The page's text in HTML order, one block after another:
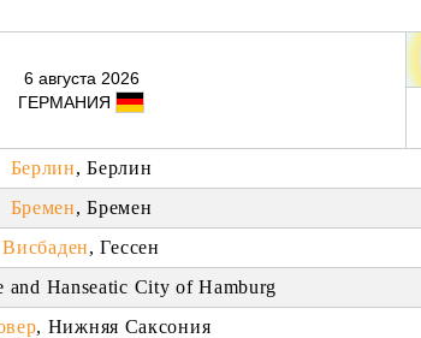
6 августа 2026
ГЕРМАНИЯ
Берлин, Берлин
Бремен, Бремен
Висбаден, Гессен
and Hanseatic City of Hamburg
, Нижняя Саксония